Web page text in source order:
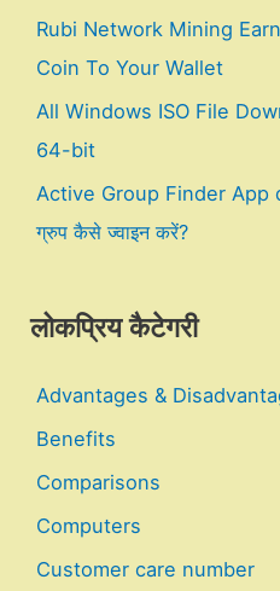
Rubi Network Mining
Coin To Your Wallet
All Windows ISO File
64-bit
Active Group Finder App
ग्रुप कैसे ज्वाइन करें?
लोकप्रिय कैटेगरी
Advantages &
Benefits
Comparisons
Computers
Customer care number